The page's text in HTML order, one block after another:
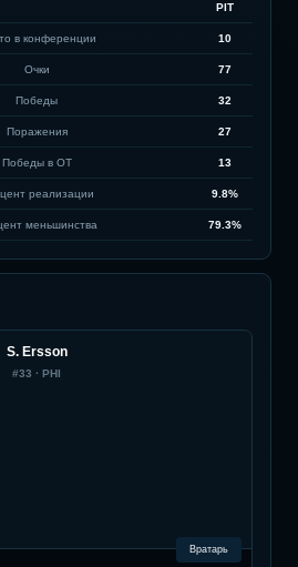
PIT
в конференции 10
Очки 77
Победы 32
Поражения 27
Победы в ОТ 13
реализации 9.8%
меньшинства 79.3%
S. Ersson
#33 · PHI
Вратарь